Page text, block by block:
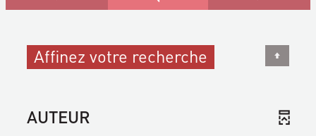
Affinez votre recherche
AUTEUR